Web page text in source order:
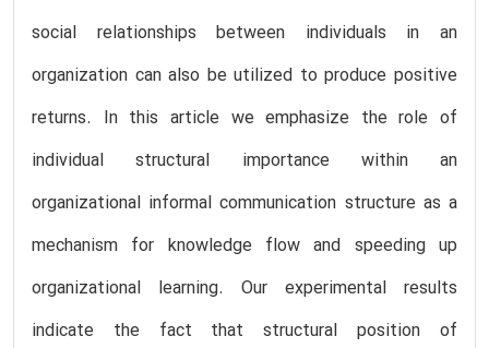
social relationships between individuals in an
organization can also be utilized to produce positive
returns. In this article we emphasize the role of
individual structural importance within an
organizational informal communication structure as a
mechanism for knowledge flow and speeding up
organizational learning. Our experimental results
indicate the fact that structural position of